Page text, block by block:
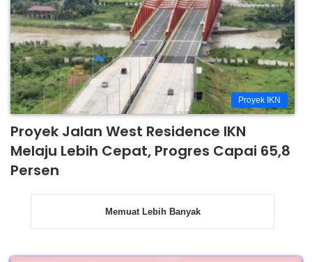
Proyek IKN
Proyek Jalan West Residence IKN
Melaju Lebih Cepat, Progres Capai 65,8
Persen
Memuat Lebih Banyak